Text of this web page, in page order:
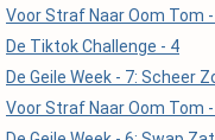
Voor Straf Naar Oom Tom -
De Tiktok Challenge - 4
De Geile Week - 7: Scheer
Voor Straf Naar Oom Tom -